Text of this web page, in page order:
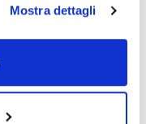
Mostra dettagli